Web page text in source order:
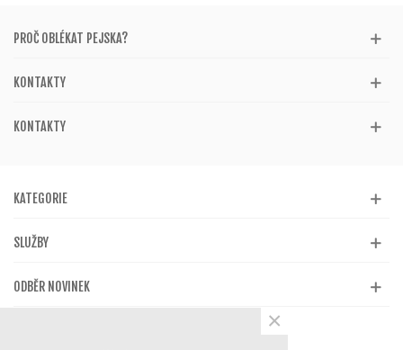
PROČ OBLÉKAT PEJSKA?
KONTAKTY
KONTAKTY
KATEGORIE
SLUŽBY
ODBĚR NOVINEK
×